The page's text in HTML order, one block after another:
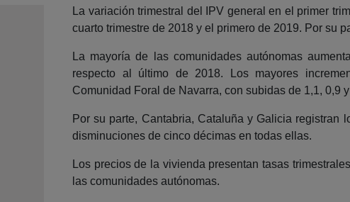
La variación trimestral del IPV general en el primer
cuarto trimestre de 2018 y el primero de 2019. Por su
La mayoría de las comunidades autónomas
respecto al último de 2018. Los mayores
Comunidad Foral de Navarra, con subidas de 1,1, 0,9
Por su parte, Cantabria, Cataluña y Galicia registran
disminuciones de cinco décimas en todas ellas.
Los precios de la vivienda presentan tasas
las comunidades autónomas.